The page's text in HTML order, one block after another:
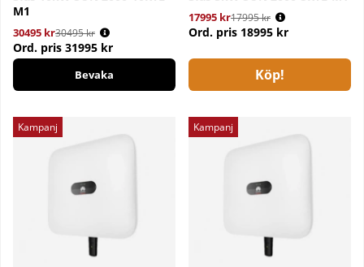
M1
30495 kr
Ordinarie pris:
30495 kr
Ord. pris 31995 kr
Bevaka
17995 kr
Ordinarie pris:
17995 kr
Ord. pris 18995 kr
Köp!
Kampanj Kampanj